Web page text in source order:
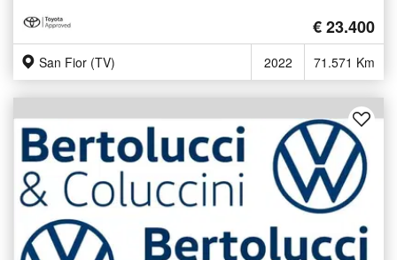
€ 23.400
San Fior (TV) 2022 71.571 Km